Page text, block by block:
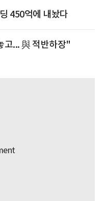
450억에 내놨다
고... 與 적반하장"